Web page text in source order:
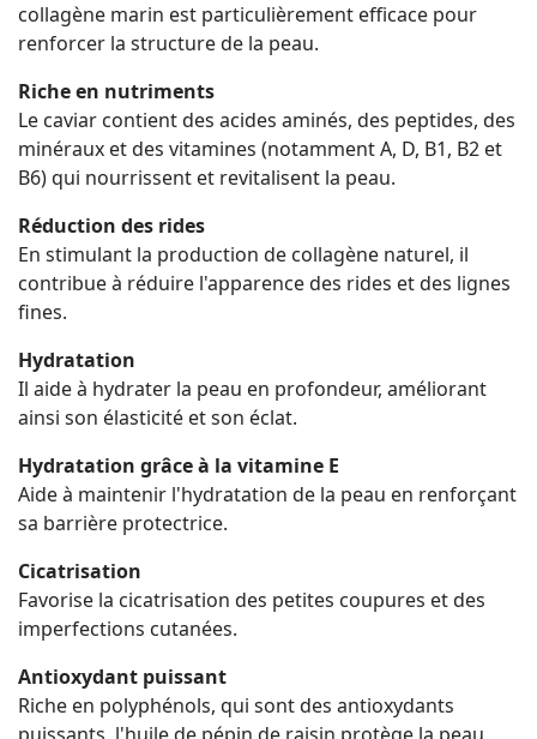
collagène marin est particulièrement efficace pour
renforcer la structure de la peau.
Riche en nutriments
Le caviar contient des acides aminés, des peptides, des
minéraux et des vitamines (notamment A, D, B1, B2 et
B6) qui nourrissent et revitalisent la peau.
Réduction des rides
En stimulant la production de collagène naturel, il
contribue à réduire l'apparence des rides et des lignes
fines.
Hydratation
Il aide à hydrater la peau en profondeur, améliorant
ainsi son élasticité et son éclat.
Hydratation grâce à la vitamine E
Aide à maintenir l'hydratation de la peau en renforçant
sa barrière protectrice.
Cicatrisation
Favorise la cicatrisation des petites coupures et des
imperfections cutanées.
Antioxydant puissant
Riche en polyphénols, qui sont des antioxydants